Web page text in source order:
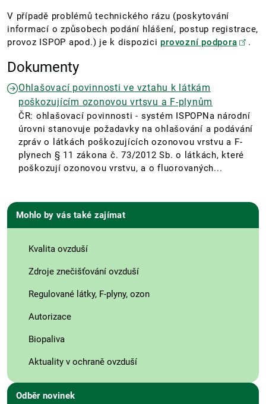
V případě problémů technického rázu (poskytování
informací o způsobech podání hlášení, postup registrace,
provoz ISPOP apod.) je k dispoziciprovozní podpora .
Dokumenty
Ohlašovací povinnosti ve vztahu k látkám
poškozujícím ozonovou vrtsvu a F-plynům
ČR: ohlašovací povinnosti - systém ISPOPNa národní
úrovni stanovuje požadavky na ohlašování a podávání
zpráv o látkách poškozujících ozonovou vrstvu a F-
plynech § 11 zákona č. 73/2012 Sb. o látkách, které
poškozují ozonovou vrstvu, a o fluorovaných...
Mohlo by vás také zajímat
Kvalita ovzduší
Zdroje znečišťování ovzduší
Regulované látky, F-plyny, ozon
Autorizace
Biopaliva
Aktuality v ochraně ovzduší
Odběr novinek